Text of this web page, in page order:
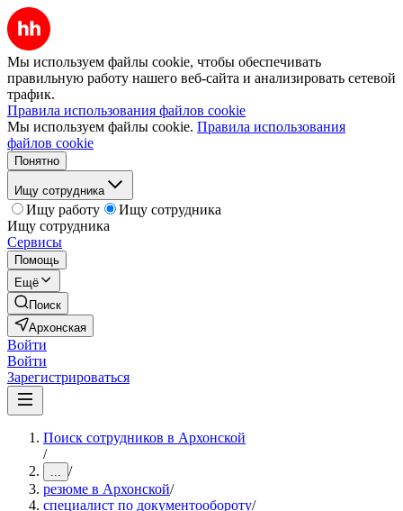
Мы используем файлы cookie, чтобы обеспечивать
правильную работу нашего веб-сайта и анализировать сетевой
трафик.
Правила использования файлов cookie
Мы используем файлы cookie. Правила использования
файлов cookie
Понятно
Ищу сотрудника
Ищу работу
Ищу сотрудника
Ищу сотрудника
Сервисы
Помощь
Ещё
Поиск
Архонская
Войти
Войти
Зарегистрироваться
Поиск сотрудников в Архонской
/
... /
резюме в Архонской/
специалист по документообороту/